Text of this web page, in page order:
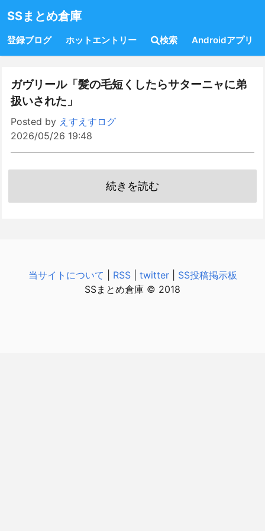
SSまとめ倉庫
登録ブログ ホットエントリー 検索 Androidアプリ
ガヴリール「髪の毛短くしたらサターニャに弟
扱いされた」
Posted by えすえすログ
2026/05/26 19:48
続きを読む
当サイトについて RSS| twitter| SS投稿掲示板
SSまとめ倉庫 © 2018